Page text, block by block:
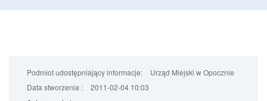
Podmiot udostępniający informacje:
Urząd Miejski w Opocznie
Data stworzenia :
2011-02-04 10:03